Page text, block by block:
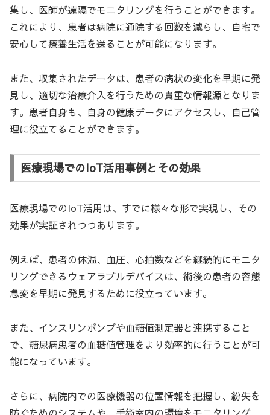
集し、医師が遠隔でモニタリングを行うことができます。
これにより、患者は病院に通院する回数を減らし、自宅で
安心して療養生活を送ることが可能になります。
また、収集されたデータは、患者の病状の変化を早期に発
見し、適切な治療介入を行うための貴重な情報源となりま
す。患者自身も、自身の健康データにアクセスし、自己管
理に役立てることができます。
医療現場でのIoT活用事例とその効果
医療現場でのIoT活用は、すでに様々な形で実現し、その
効果が実証されつつあります。
例えば、患者の体温、血圧、心拍数などを継続的にモニタ
リングできるウェアラブルデバイスは、術後の患者の容態
急変を早期に発見するために役立っています。
また、インスリンポンプや血糖値測定器と連携すること
で、糖尿病患者の血糖値管理をより効率的に行うことが可
能になっています。
さらに、病院内での医療機器の位置情報を把握し、紛失を
防ぐためのシステムや、手術室内の環境をモニタリング